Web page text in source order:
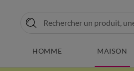
HOMME MAISON